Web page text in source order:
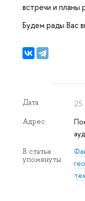
встречи и планы
Будем рады Вас
Дата 25
Адрес
В статье
упомянуты